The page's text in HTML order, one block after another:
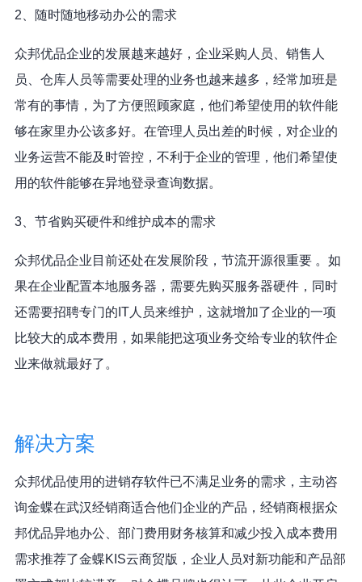
2、随时随地移动办公的需求
众邦优品企业的发展越来越好，企业采购人员、销售人
员、仓库人员等需要处理的业务也越来越多，经常加班是
常有的事情，为了方便照顾家庭，他们希望使用的软件能
够在家里办公该多好。在管理人员出差的时候，对企业的
业务运营不能及时管控，不利于企业的管理，他们希望使
用的软件能够在异地登录查询数据。
3、节省购买硬件和维护成本的需求
众邦优品企业目前还处在发展阶段，节流开源很重要 。如
果在企业配置本地服务器，需要先购买服务器硬件，同时
还需要招聘专门的IT人员来维护，这就增加了企业的一项
比较大的成本费用，如果能把这项业务交给专业的软件企
业来做就最好了。
解决方案
众邦优品使用的进销存软件已不满足业务的需求，主动咨
询金蝶在武汉经销商适合他们企业的产品，经销商根据众
邦优品异地办公、部门费用财务核算和减少投入成本费用
需求推荐了金蝶KIS云商贸版，企业人员对新功能和产品部